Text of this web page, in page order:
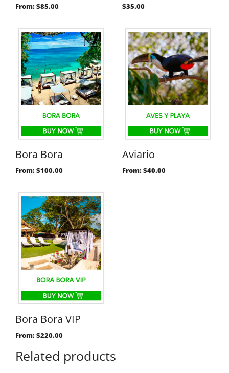
From:$85.00 $35.00
Bora Bora
From:$100.00
Aviario
From:$40.00
Bora Bora VIP
From:$220.00
Related products